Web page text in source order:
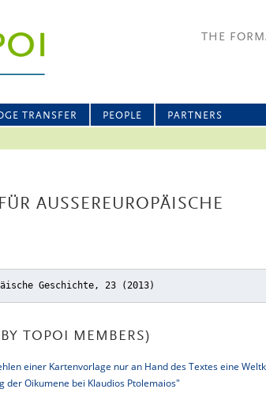
THE
TRANSFER PEOPLE PARTNERS
AUSSEREUROPÄISCHE G
Geschichte, 23 (2013)
TOPOI MEMBERS)
einer Kartenvorlage nur an Hand des Textes eine
der Oikumene bei Klaudios Ptolemaios"